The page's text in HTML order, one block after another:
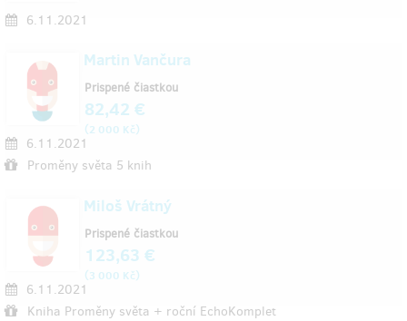
6.11.2021
Martin Vančura
6.11.2021
Proměny světa 5 knih
Prispené čiastkou
82,42 €
(2 000 Kč)
Miloš Vrátný
6.11.2021
Kniha Proměny světa + roční EchoKomplet
Prispené čiastkou
123,63 €
(3 000 Kč)